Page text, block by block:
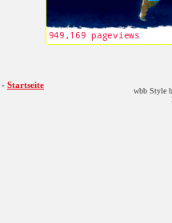
- Startseite
wbb Style